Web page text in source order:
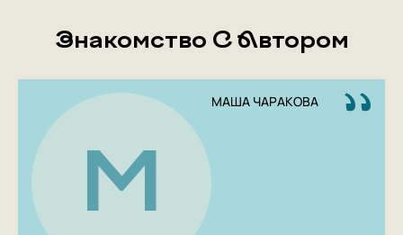
Знакомство С Автором
М
МАША ЧАРАКОВА